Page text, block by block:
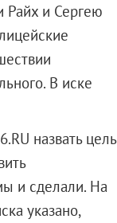
Райх и Сергею
В иске
назвать цель
и сделали. На
указано,